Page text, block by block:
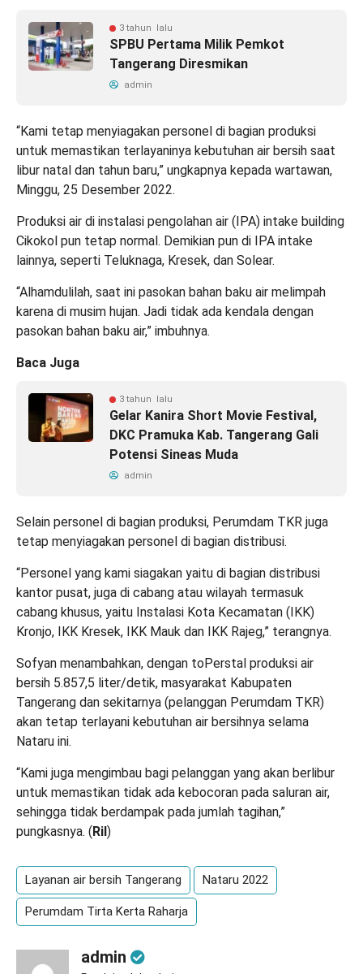
3 tahun lalu
SPBU Pertama Milik Pemkot
Tangerang Diresmikan
admin
“Kami tetap menyiagakan personel di bagian produksi
untuk memastikan terlayaninya kebutuhan air bersih saat
libur natal dan tahun baru,” ungkapnya kepada wartawan,
Minggu, 25 Desember 2022.
Produksi air di instalasi pengolahan air (IPA) intake building
Cikokol pun tetap normal. Demikian pun di IPA intake
lainnya, seperti Teluknaga, Kresek, dan Solear.
“Alhamdulilah, saat ini pasokan bahan baku air melimpah
karena di musim hujan. Jadi tidak ada kendala dengan
pasokan bahan baku air,” imbuhnya.
Baca Juga
3 tahun lalu
Gelar Kanira Short Movie Festival,
DKC Pramuka Kab. Tangerang Gali
Potensi Sineas Muda
admin
Selain personel di bagian produksi, Perumdam TKR juga
tetap menyiagakan personel di bagian distribusi.
“Personel yang kami siagakan yaitu di bagian distribusi
kantor pusat, juga di cabang atau wilayah termasuk
cabang khusus, yaitu Instalasi Kota Kecamatan (IKK)
Kronjo, IKK Kresek, IKK Mauk dan IKK Rajeg,” terangnya.
Sofyan menambahkan, dengan toPerstal produksi air
bersih 5.857,5 liter/detik, masyarakat Kabupaten
Tangerang dan sekitarnya (pelanggan Perumdam TKR)
akan tetap terlayani kebutuhan air bersihnya selama
Nataru ini.
“Kami juga mengimbau bagi pelanggan yang akan berlibur
untuk memastikan tidak ada kebocoran pada saluran air,
sehingga tidak berdampak pada jumlah tagihan,”
pungkasnya. (Ril)
Layanan air bersih Tangerang Nataru 2022
Perumdam Tirta Kerta Raharja
admin